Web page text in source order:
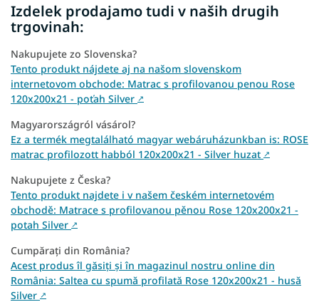
Izdelek prodajamo tudi v naših drugih
trgovinah:
Nakupujete zo Slovenska?
Tento produkt nájdete aj na našom slovenskom
internetovom obchode: Matrac s profilovanou penou Rose
120x200x21 - poťah Silver ↗
Magyarországról vásárol?
Ez a termék megtalálható magyar webáruházunkban is: ROSE
matrac profilozott habból 120x200x21 - Silver huzat ↗
Nakupujete z Česka?
Tento produkt najdete i v našem českém internetovém
obchodě: Matrace s profilovanou pěnou Rose 120x200x21 -
potah Silver ↗
Cumpărați din România?
Acest produs îl găsiți și în magazinul nostru online din
România: Saltea cu spumă profilată Rose 120x200x21 - husă
Silver ↗